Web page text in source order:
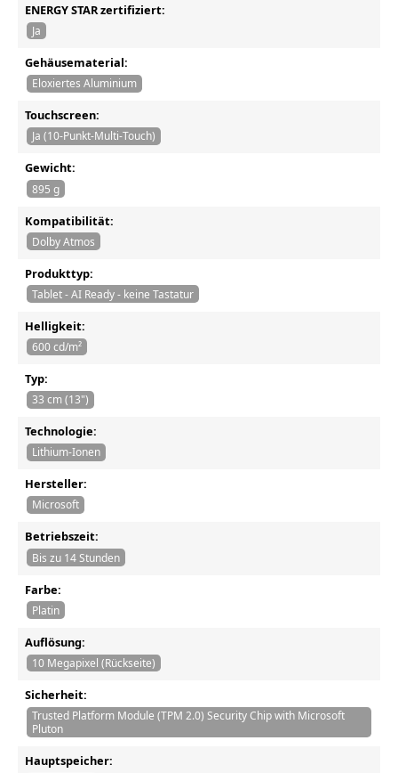
ENERGY STAR zertifiziert:
Ja
Gehäusematerial:
Eloxiertes Aluminium
Touchscreen:
Ja (10-Punkt-Multi-Touch)
Gewicht:
895 g
Kompatibilität:
Dolby Atmos
Produkttyp:
Tablet - AI Ready - keine Tastatur
Helligkeit:
600 cd/m²
Typ:
33 cm (13")
Technologie:
Lithium-Ionen
Hersteller:
Microsoft
Betriebszeit:
Bis zu 14 Stunden
Farbe:
Platin
Auflösung:
10 Megapixel (Rückseite)
Sicherheit:
Trusted Platform Module (TPM 2.0) Security Chip with Microsoft
Pluton
Hauptspeicher: